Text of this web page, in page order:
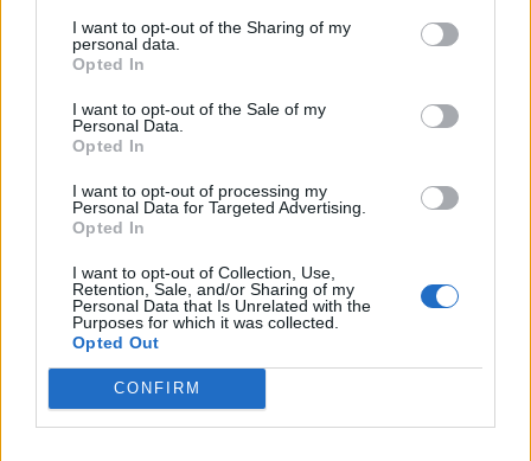
I want to opt-out of the Sharing of my
personal data.
Opted In
I want to opt-out of the Sale of my
Personal Data.
Opted In
I want to opt-out of processing my
Personal Data for Targeted Advertising.
Opted In
I want to opt-out of Collection, Use,
Retention, Sale, and/or Sharing of my
Personal Data that Is Unrelated with the
Purposes for which it was collected.
Opted Out
CONFIRM
του κόστους για παλαιές κατοικίες, είτε είναι
κενές είτε κατοικούνται.